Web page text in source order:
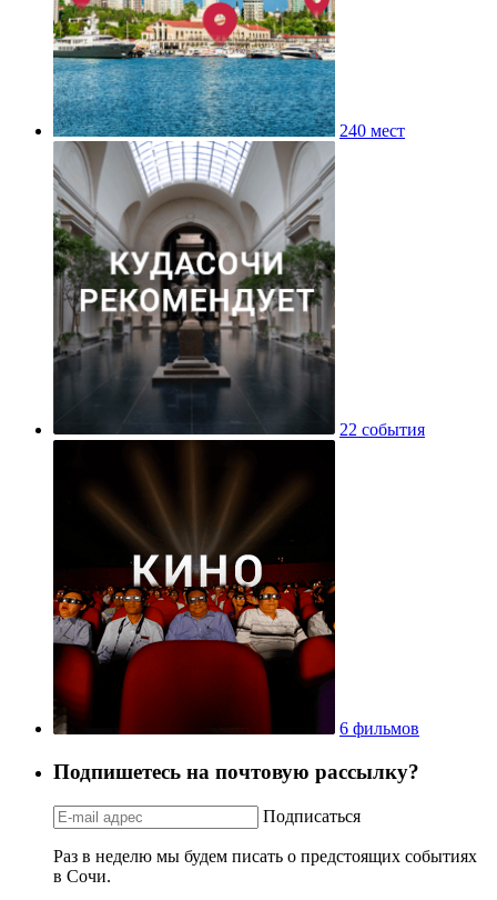
240 мест
22 события
6 фильмов
Подпишетесь на почтовую рассылку?
Подписаться
Раз в неделю мы будем писать о предстоящих событиях
в Сочи.